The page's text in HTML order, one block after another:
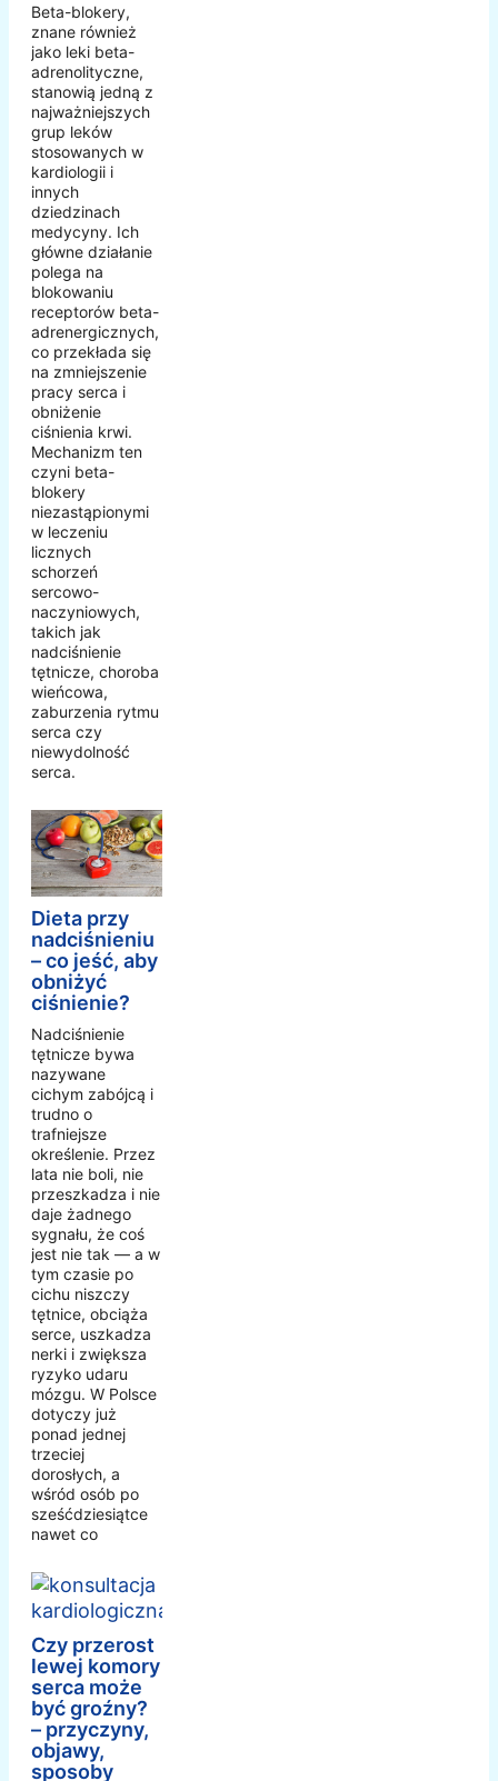
Beta-blokery,
znane również
jako leki beta-
adrenolityczne,
stanowią jedną z
najważniejszych
grup leków
stosowanych w
kardiologii i
innych
dziedzinach
medycyny. Ich
główne działanie
polega na
blokowaniu
receptorów beta-
adrenergicznych,
co przekłada się
na zmniejszenie
pracy serca i
obniżenie
ciśnienia krwi.
Mechanizm ten
czyni beta-
blokery
niezastąpionymi
w leczeniu
licznych
schorzeń
sercowo-
naczyniowych,
takich jak
nadciśnienie
tętnicze, choroba
wieńcowa,
zaburzenia rytmu
serca czy
niewydolność
serca.
Dieta przy
nadciśnieniu
– co jeść, aby
obniżyć
ciśnienie?
Nadciśnienie
tętnicze bywa
nazywane
cichym zabójcą i
trudno o
trafniejsze
określenie. Przez
lata nie boli, nie
przeszkadza i nie
daje żadnego
sygnału, że coś
jest nie tak — a w
tym czasie po
cichu niszczy
tętnice, obciąża
serce, uszkadza
nerki i zwiększa
ryzyko udaru
mózgu. W Polsce
dotyczy już
ponad jednej
trzeciej
dorosłych, a
wśród osób po
sześćdziesiątce
nawet co
Czy przerost
lewej komory
serca może
być groźny?
– przyczyny,
objawy,
sposoby